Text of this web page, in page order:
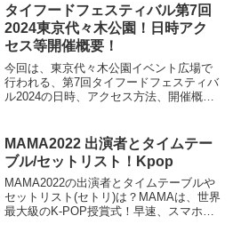
タイフードフェスティバル第7回
2024東京代々木公園！日時アク
セス等開催概要！
今回は、東京代々木公園イベント広場で
行われる、第7回タイフードフェスティバ
ル2024の日時、アクセス方法、開催概要
{b.MoshimoAffiliateObject=a...
MAMA2022 出演者とタイムテー
ブル/セットリスト！Kpop
MAMA2022の出演者とタイムテーブルや
セットリスト(セトリ)は？MAMAは、世界
最大級のK-POP授賞式！早速、スマホで